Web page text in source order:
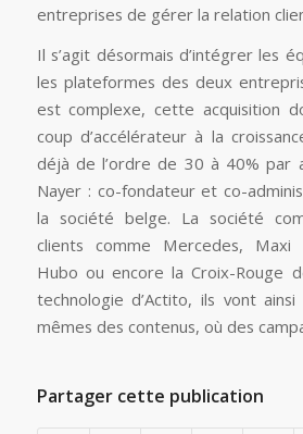
entreprises de gérer la relation
Il s’agit désormais d’intégrer les
les plateformes des deux
est complexe, cette acquisition
coup d’accélérateur à la
déjà de l’ordre de 30 à 40% par
Nayer : co-fondateur et co-
la société belge. La société
clients comme Mercedes, Maxi
Hubo ou encore la Croix-Rouge
technologie d’Actito, ils vont
mêmes des contenus, où des
Partager cette publication